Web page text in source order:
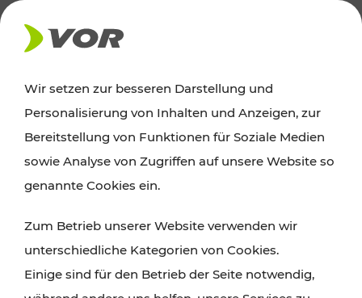
AKTUELLES
News
Alle wichtigen Meldungen zu Fahrplanänderungen,
finden Sie hier im Überblick.
Wir setzen zur besseren Darstellung und
Personalisierung von Inhalten und Anzeigen, zur
Bereitstellung von Funktionen für Soziale Medien
sowie Analyse von Zugriffen auf unsere Website so
genannte Cookies ein.
Zum Betrieb unserer Website verwenden wir
unterschiedliche Kategorien von Cookies.
Einige sind für den Betrieb der Seite notwendig,